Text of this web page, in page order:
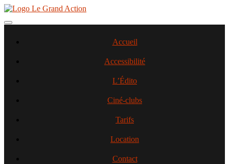
Aller
contenu
Toggle navigation
Accueil
Accessibilité
L’Édito
Ciné-clubs
Tarifs
Location
Contact